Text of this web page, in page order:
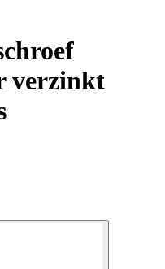
verzinkt